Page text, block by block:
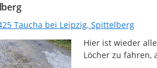
Taucha bei Leipzig, Spittelberg
Hier ist wieder
Löcher zu fahren,